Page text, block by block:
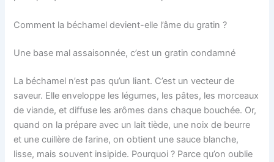
Comment la béchamel devient-elle l’âme du gratin ?
Une base mal assaisonnée, c’est un gratin condamné
La béchamel n’est pas qu’un liant. C’est un vecteur de
saveur. Elle enveloppe les légumes, les pâtes, les morceaux
de viande, et diffuse les arômes dans chaque bouchée. Or,
quand on la prépare avec un lait tiède, une noix de beurre
et une cuillère de farine, on obtient une sauce blanche,
lisse, mais souvent insipide. Pourquoi ? Parce qu’on oublie